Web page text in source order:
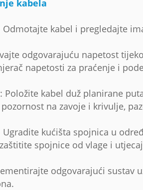
kabela
Odmotajte kabel i pregledajte
odgovarajuću napetost
napetosti za praćenje i
Položite kabel duž planirane
na zavoje i krivulje,
Ugradite kućišta spojnica u
spojnice od vlage i
odgovarajući sustav